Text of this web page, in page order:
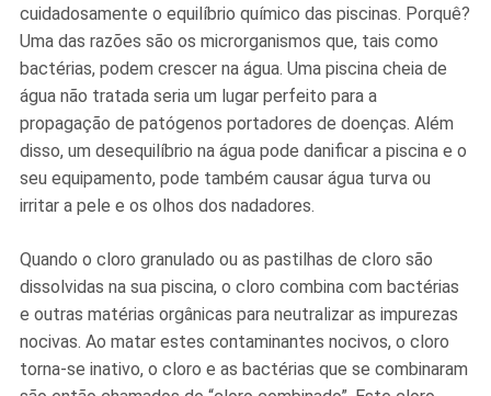
cuidadosamente o equilíbrio químico das piscinas. Porquê?
Uma das razões são os microrganismos que, tais como
bactérias, podem crescer na água. Uma piscina cheia de
água não tratada seria um lugar perfeito para a
propagação de patógenos portadores de doenças. Além
disso, um desequilíbrio na água pode danificar a piscina e o
seu equipamento, pode também causar água turva ou
irritar a pele e os olhos dos nadadores.
Quando o cloro granulado ou as pastilhas de cloro são
dissolvidas na sua piscina, o cloro combina com bactérias
e outras matérias orgânicas para neutralizar as impurezas
nocivas. Ao matar estes contaminantes nocivos, o cloro
torna-se inativo, o cloro e as bactérias que se combinaram